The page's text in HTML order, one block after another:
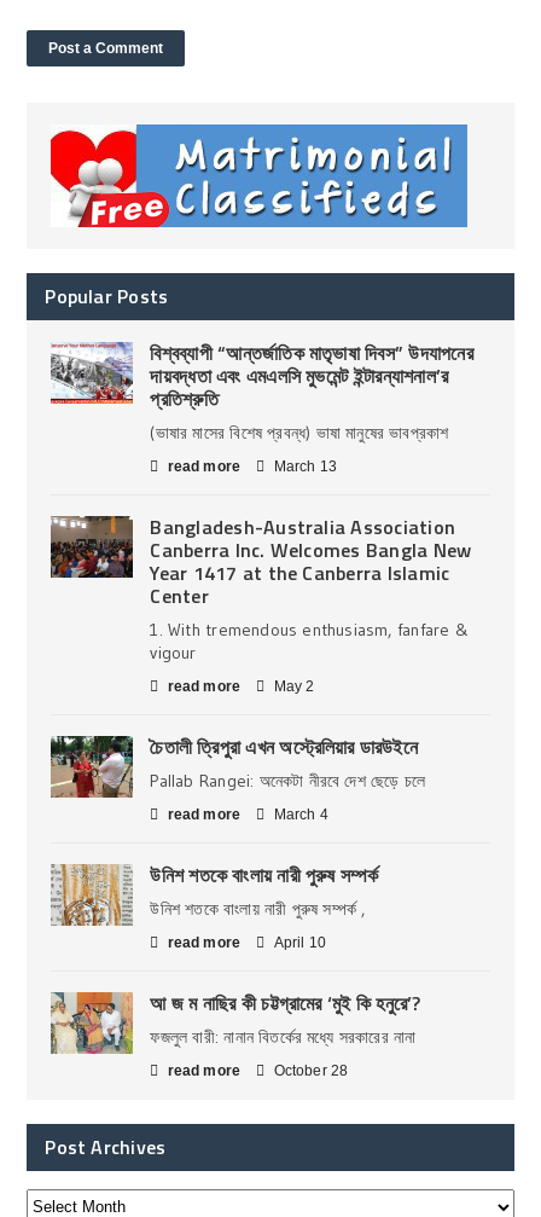
Popular Posts
বিশ্বব্যাপী “আন্তর্জাতিক মাতৃভাষা দিবস” উদযাপনের
দায়বদ্ধতা এবং এমএলসি মুভমেন্ট ইন্টারন্যাশনাল’র
প্রতিশ্রুতি
(ভাষার মাসের বিশেষ প্রবন্ধ) ভাষা মানুষের ভাবপ্রকাশ
read more March 13
Bangladesh-Australia Association
Canberra Inc. Welcomes Bangla New
Year 1417 at the Canberra Islamic
Center
1. With tremendous enthusiasm, fanfare &
vigour
read more May 2
চৈতালী ত্রিপুরা এখন অস্ট্রেলিয়ার ডারউইনে
Pallab Rangei: অনেকটা নীরবে দেশ ছেড়ে চলে
read more March 4
উনিশ শতকে বাংলায় নারী পুরুষ সম্পর্ক
উনিশ শতকে বাংলায় নারী পুরুষ সম্পর্ক ,
read more April 10
আ জ ম নাছির কী চট্টগ্রামের ‘মুই কি হনুরে’?
ফজলুল বারী: নানান বিতর্কের মধ্যে সরকারের নানা
read more October 28
Post Archives